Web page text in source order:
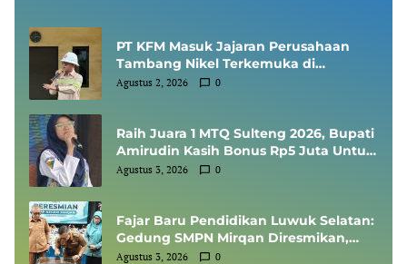
PT KFM Masuk Jajaran Perusahaan
Tambang Nikel Terkemuka di
Indonesia, Diundang Kementerian
Agustus 2, 2026 0
Raih Juara 1 MTQ Sulteng 2026, Bupati
Amirudin Kasih Bonus Rp5 Juta Untuk
Siswi MTsN 1 Banggai, Kepala Sekolah
Agustus 3, 2026 0
Fajar Baru Pendidikan Luwuk Selatan:
Gedung SMPN Mirqan Diresmikan,
Bupati Banggai Targetkan Generasi
Agustus 3, 2026 0